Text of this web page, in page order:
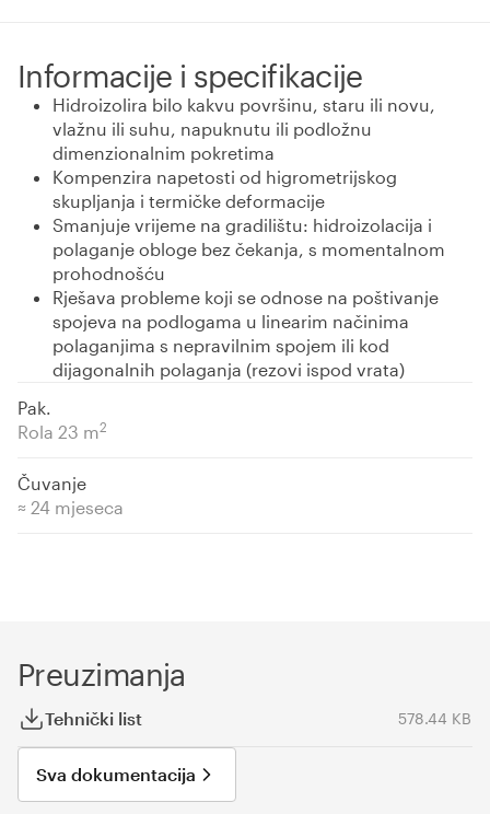
Informacije i specifikacije
Hidroizolira bilo kakvu površinu, staru ili novu,
vlažnu ili suhu, napuknutu ili podložnu
dimenzionalnim pokretima
Kompenzira napetosti od higrometrijskog
skupljanja i termičke deformacije
Smanjuje vrijeme na gradilištu: hidroizolacija i
polaganje obloge bez čekanja, s momentalnom
prohodnošću
Rješava probleme koji se odnose na poštivanje
spojeva na podlogama u linearim načinima
polaganjima s nepravilnim spojem ili kod
dijagonalnih polaganja (rezovi ispod vrata)
Pak.
Rola 23 m2
Čuvanje
≈ 24 mjeseca
Preuzimanja
Tehnički list 578.44 KB
Sva dokumentacija